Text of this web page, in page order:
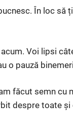
În loc să
Voi lipsi
o pauză
făcut semn cu
despre toate